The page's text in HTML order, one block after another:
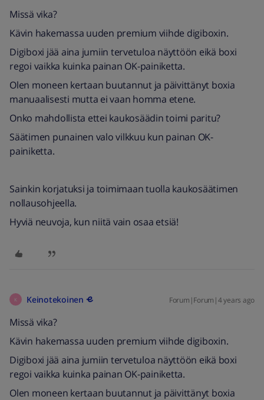
Missä vika?
Kävin hakemassa uuden premium viihde digiboxin.
Digiboxi jää aina jumiin tervetuloa näyttöön eikä boxi
regoi vaikka kuinka painan OK-painiketta.
Olen moneen kertaan buutannut ja päivittänyt boxia
manuaalisesti mutta ei vaan homma etene.
Onko mahdollista ettei kaukosäädin toimi paritu?
Säätimen punainen valo vilkkuu kun painan OK-
painiketta.
Sainkin korjatuksi ja toimimaan tuolla kaukosäätimen
nollausohjeella.
Hyviä neuvoja, kun niitä vain osaa etsiä!
K Keinotekoinen Forum|Forum|4 years ago
Missä vika?
Kävin hakemassa uuden premium viihde digiboxin.
Digiboxi jää aina jumiin tervetuloa näyttöön eikä boxi
regoi vaikka kuinka painan OK-painiketta.
Olen moneen kertaan buutannut ja päivittänyt boxia